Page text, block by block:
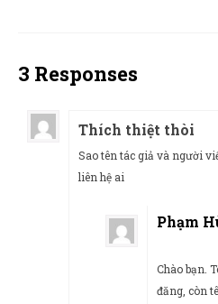
3 Responses
Thích thiệt thòi
Sao tên tác giả và người
liên hệ ai
Phạm
Chào bạn.
đăng, còn